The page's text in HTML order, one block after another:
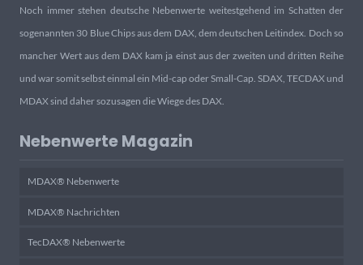
Noch immer stehen deutsche Nebenwerte weitestgehend im Schatten der
sogenannten 30 Blue Chips aus dem DAX, dem deutschen Leitindex. Doch so
mancher Wert aus dem DAX kam ja einst aus der zweiten und dritten Reihe
und war somit selbst einmal ein Mid-cap oder Small-Cap. SDAX, TECDAX und
MDAX sind daher sozusagen die Wiege des DAX.
Nebenwerte Magazin
MDAX® Nebenwerte
MDAX® Nachrichten
TecDAX® Nebenwerte